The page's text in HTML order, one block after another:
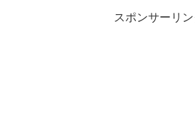
スポンサーリン